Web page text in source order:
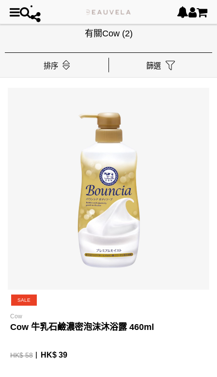
有關Cow (2)
排序 篩選
SALE
Cow
Cow 牛乳石鹼濃密泡沫沐浴露 460ml
HK$ 58 HK$ 39